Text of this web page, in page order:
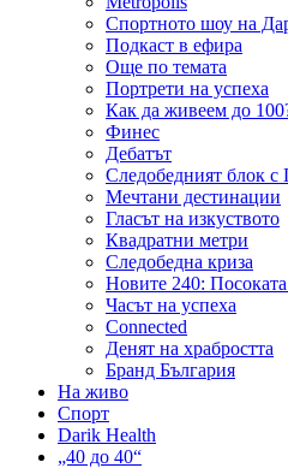
Спортното шоу на
Подкаст в ефира
Още по темата
Портрети на успеха
Как да живеем до
Финес
Дебатът
Следобедният блок с
Мечтани дестинации
Гласът на изкуството
Квадратни метри
Следобедна криза
Новите 240:
Часът на успеха
Connected
Денят на храбростта
Бранд България
На живо
Спорт
Darik Health
„40 до 40“